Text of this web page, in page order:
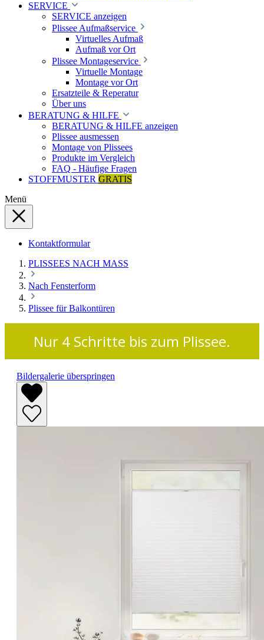
SERVICE
SERVICE anzeigen
Plissee Aufmaßservice
Virtuelles Aufmaß
Aufmaß vor Ort
Plissee Montageservice
Virtuelle Montage
Montage vor Ort
Ersatzteile & Reperatur
Über uns
BERATUNG & HILFE
BERATUNG & HILFE anzeigen
Plissee ausmessen
Montage von Plissees
Produkte im Vergleich
FAQ - Häufige Fragen
STOFFMUSTER GRATIS
Menü
Kontaktformular
PLISSEES NACH MASS
Nach Fensterform
Plissee für Balkontüren
Nur 4 Schritte bis zum Plissee.
Bildergalerie überspringen